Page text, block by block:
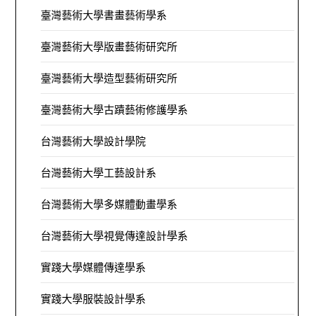
臺灣藝術大學書畫藝術學系
臺灣藝術大學版畫藝術研究所
臺灣藝術大學造型藝術研究所
臺灣藝術大學古蹟藝術修護學系
台灣藝術大學設計學院
台灣藝術大學工藝設計系
台灣藝術大學多媒體動畫學系
台灣藝術大學視覺傳達設計學系
實踐大學媒體傳達學系
實踐大學服裝設計學系